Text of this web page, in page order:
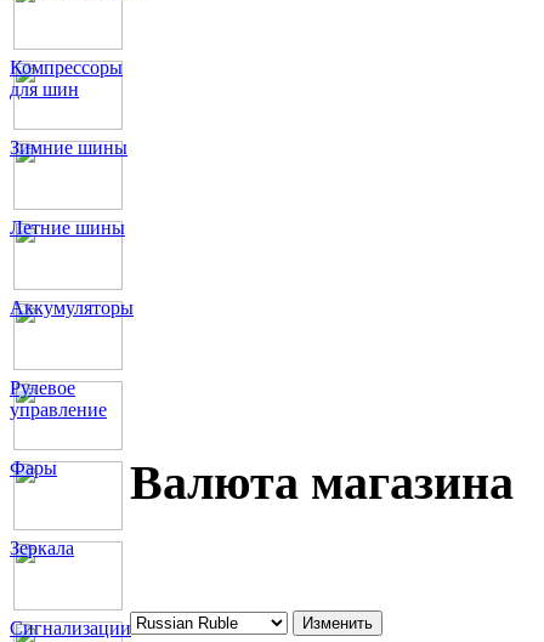
Компрессоры
для шин
Зимние шины
Летние шины
Аккумуляторы
Рулевое
управление
Фары
Зеркала
Сигнализации
Валюта магазина